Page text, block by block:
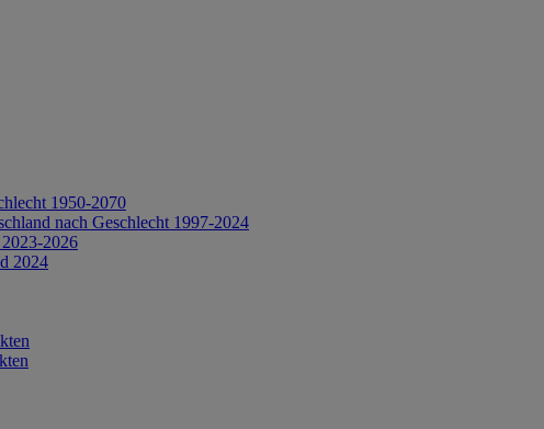
1950-2070
nach Geschlecht 1997-2024
2026
2024